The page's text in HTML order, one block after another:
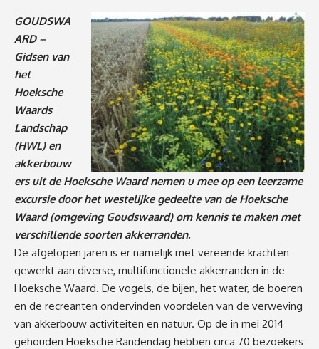
GOUDSWA
ARD –
Gidsen van
het
Hoeksche
Waards
Landschap
(HWL) en
akkerbouw
ers uit de Hoeksche Waard nemen u mee op een leerzame
excursie door het westelijke gedeelte van de Hoeksche
Waard (omgeving Goudswaard) om kennis te maken met
verschillende soorten akkerranden.
De afgelopen jaren is er namelijk met vereende krachten
gewerkt aan diverse, multifunctionele akkerranden in de
Hoeksche Waard. De vogels, de bijen, het water, de boeren
en de recreanten ondervinden voordelen van de verweving
van akkerbouw activiteiten en natuur. Op de in mei 2014
gehouden Hoeksche Randendag hebben circa 70 bezoekers